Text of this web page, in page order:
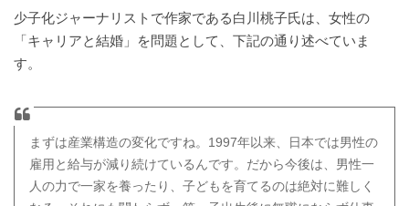
少子化ジャーナリストで作家である白川桃子氏は、女性の
「キャリアと結婚」を問題として、下記の通り述べていま
す。
まずは産業構造の変化ですね。1997年以来、日本では男性の
雇用と給与が減り続けているんです。だから今後は、男性一
人の力で一家を養ったり、子どもを育てるのは絶対に難しく